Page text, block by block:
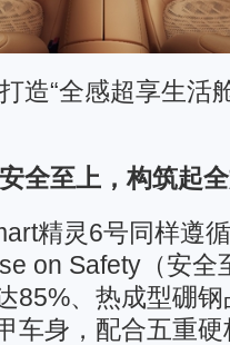
造“全感超享生活
全至上，构筑起
精灵6号同样遵
on Safety（安全
85%、热成型硼
车身，配合五重